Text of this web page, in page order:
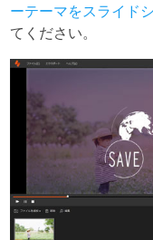
ーテーマをスライド
てください。